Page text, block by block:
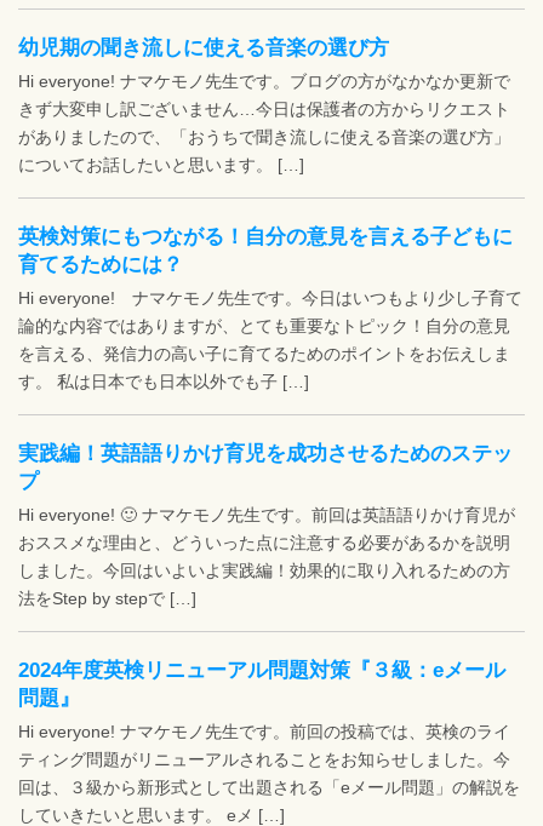
幼児期の聞き流しに使える音楽の選び方
Hi everyone! ナマケモノ先生です。ブログの方がなかなか更新で
きず大変申し訳ございません…今日は保護者の方からリクエスト
がありましたので、「おうちで聞き流しに使える音楽の選び方」
についてお話したいと思います。 […]
英検対策にもつながる！自分の意見を言える子どもに
育てるためには？
Hi everyone! ナマケモノ先生です。今日はいつもより少し子育て
論的な内容ではありますが、とても重要なトピック！自分の意見
を言える、発信力の高い子に育てるためのポイントをお伝えしま
す。 私は日本でも日本以外でも子 […]
実践編！英語語りかけ育児を成功させるためのステッ
プ
Hi everyone! 🙂 ナマケモノ先生です。前回は英語語りかけ育児が
おススメな理由と、どういった点に注意する必要があるかを説明
しました。今回はいよいよ実践編！効果的に取り入れるための方
法をStep by stepで […]
2024年度英検リニューアル問題対策『３級：eメール
問題』
Hi everyone! ナマケモノ先生です。前回の投稿では、英検のライ
ティング問題がリニューアルされることをお知らせしました。今
回は、３級から新形式として出題される「eメール問題」の解説を
していきたいと思います。 eメ […]